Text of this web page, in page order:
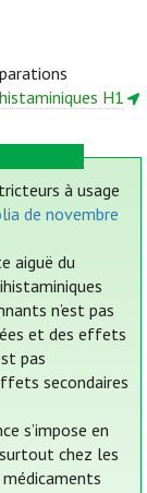
H1
à usage
de novembre
aiguë du
n’est pas
et des effets
pas
secondaires
s’impose en
chez les